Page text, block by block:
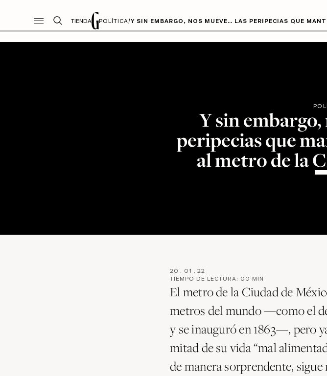
TIENDA POLÍTICA/Y SIN EMBARGO, NOS MUEVE… LAS PERIPECIAS QUE
Y sin
peripecias que
al metro de la
20 . 01 . 22
TIEMPO DE LECTURA: 00 MIN
El metro de la Ciudad de
metros del mundo —como el
y se inauguró en 1863—, pero
mitad de su vida “mal
de manera sorprendente,